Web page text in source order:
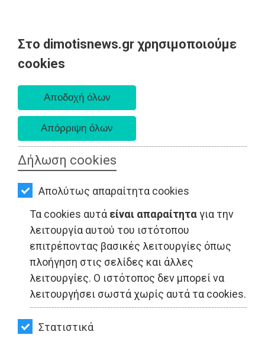
Στο dimotisnews.gr χρησιμοποιούμε
cookies
Δήλωση cookies
Απολύτως απαραίτητα cookies
Τα cookies αυτά είναι απαραίτηταγια την
λειτουργία αυτού του ιστότοπου
επιτρέποντας βασικές λειτουργίες όπως
πλοήγηση στις σελίδες και άλλες
λειτουργίες. Ο ιστότοπος δεν μπορεί να
λειτουργήσει σωστά χωρίς αυτά τα cookies.
Στατιστικά
AΡΧΙΚΗ
ΕΙΔΗΣΕΙΣ
ΠΟΛΙΤΙΚΗ
ΤΟΠΙΚΗ
ΑΥΤΟΔΙΟΙΚΗΣΗ
ΟΙΚΟΝΟΜΙΑ
ΑΘΛΗΤΙΣΜΟΣ
ΠΟΛΙΤΙΣΜΟΣ
ΣΠΙΤΙ-
ΚΗΠΟΣ
ΥΓΕΙΑ
LIFESTYLE
ΟΙΚΟΝΟΜΙΑ - Αρτέμιδα